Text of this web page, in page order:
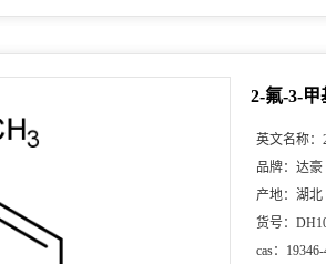
2-氟-3-
英文名称：
品牌： 达豪
产地： 湖北
货号：
cas：